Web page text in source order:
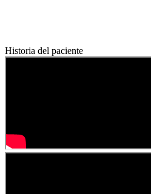
Historia del paciente